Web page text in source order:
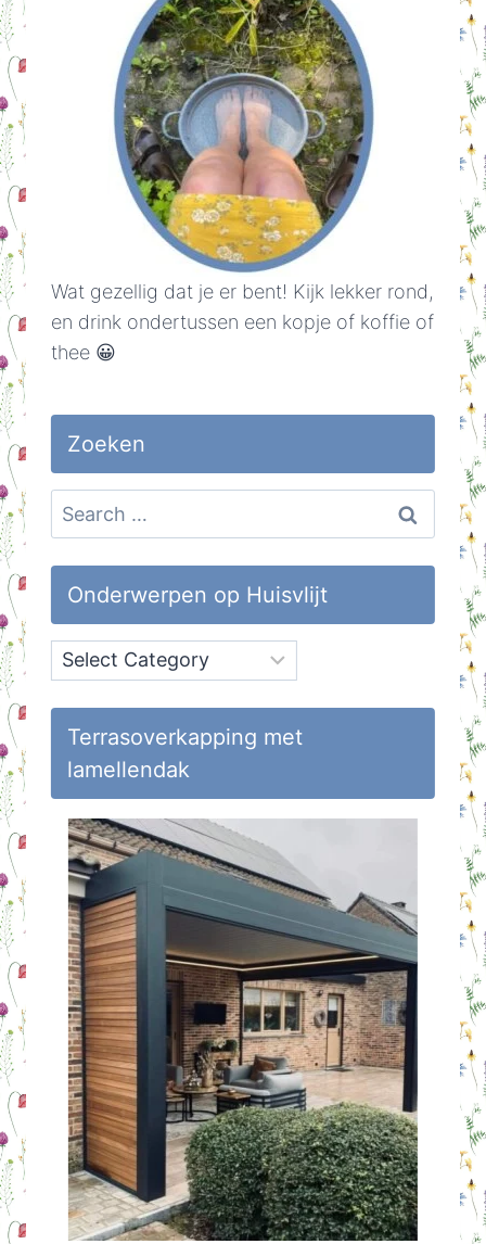
Wat gezellig dat je er bent! Kijk lekker rond,
en drink ondertussen een kopje of koffie of
thee 😀
Zoeken
Search
for:
Onderwerpen op Huisvlijt
Onderwerpen
op
Huisvlijt
Terrasoverkapping met
lamellendak